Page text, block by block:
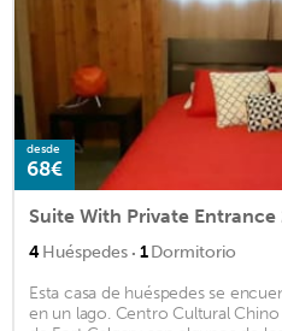
desde
68€
Suite With Private
4Huéspedes · 1Dormitorio
Esta casa de huéspedes se
en un lago. Centro Cultural